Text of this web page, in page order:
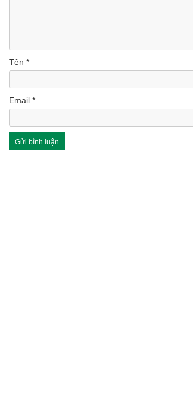
Tên *
Email *